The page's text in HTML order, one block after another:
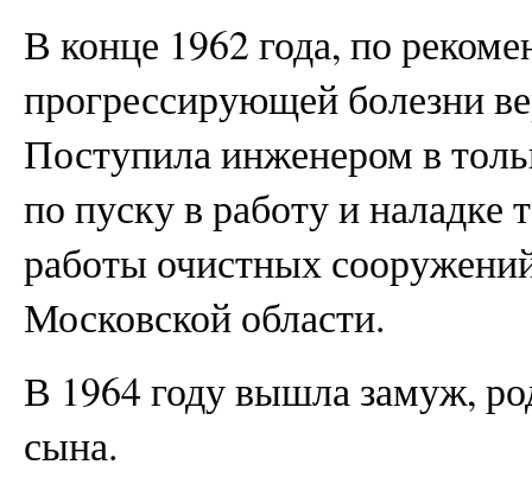
В конце 1962 года, по
прогрессирующей болезни
Поступила инженером в
по пуску в работу и наладке
работы очистных
Московской области.
В 1964 году вышла замуж,
сына.